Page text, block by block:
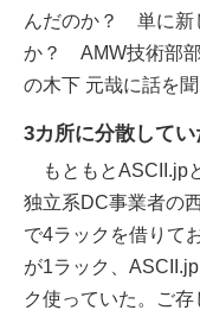
んだのか？ 単に新
か？ AMW技術部部
の木下 元哉に話を聞
3カ所に分散して
もともとASCII.jp
独立系DC事業者の
で4ラックを借りて
が1ラック、
ク使っていた。ご